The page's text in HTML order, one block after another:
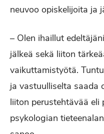
neuvoo opiskelijoita ja
– Olen ihaillut
jälkeä sekä liiton
vaikuttamistyötä.
ja vastuulliselta saada
liiton perustehtävää eli
psykologian